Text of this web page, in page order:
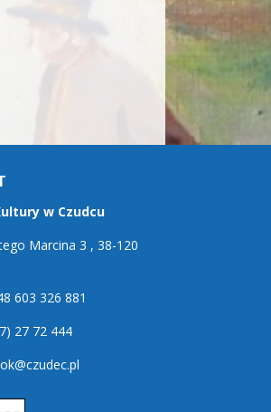
w Czudcu
Marcina 3 , 38-120
603 326 881
27 72 444
ok@czudec.pl